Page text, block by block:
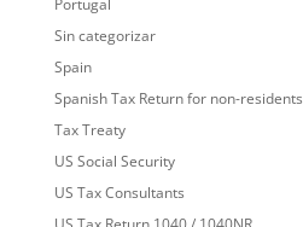
Portugal
Sin categorizar
Spain
Spanish Tax Return for non-residents
Tax Treaty
US Social Security
US Tax Consultants